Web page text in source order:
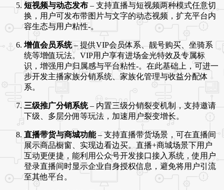
短视频与动态发布 – 支持直播与短视频两种模式任意切
换，用户可发布带图片与文字的动态视频，扩充平台内
容生态与用户粘性-。
增值会员系统– 提供VIP会员体系、靓号购买、坐骑系
统等增值玩法。VIP用户享有进场金光特效及专属标
识，增强用户归属感与平台粘性-。在此基础上，可进一
步开发主播家族分销系统、家族化管理与收益分配体
系。
三级推广分销系统– 内置三级分销裂变机制，支持邀请
下级、多层分佣等玩法，加速用户裂变增长。
直播带货与商城功能– 支持直播带货场景，可在直播间
展示商品橱窗、实现边看边买。直播+商城场景下用户
互动更便捷，能利用公众号开发接口接入系统，使用户
登录直播间时显示企业自身授权信息，避免将用户引流
至其他平台 。